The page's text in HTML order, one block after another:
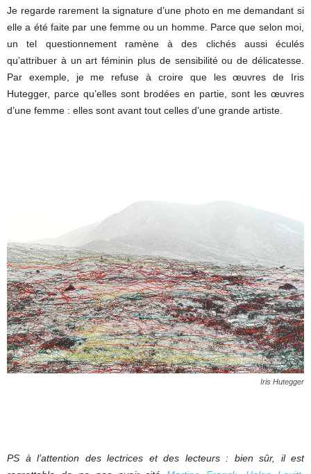
Je regarde rarement la signature d’une photo en me demandant si
elle a été faite par une femme ou un homme. Parce que selon moi,
un tel questionnement ramène à des clichés aussi éculés
qu’attribuer à un art féminin plus de sensibilité ou de délicatesse.
Par exemple, je me refuse à croire que les œuvres de Iris
Hutegger, parce qu’elles sont brodées en partie, sont les œuvres
d’une femme : elles sont avant tout celles d’une grande artiste.
Iris Hutegger
PS à l’attention des lectrices et des lecteurs : bien sûr, il est